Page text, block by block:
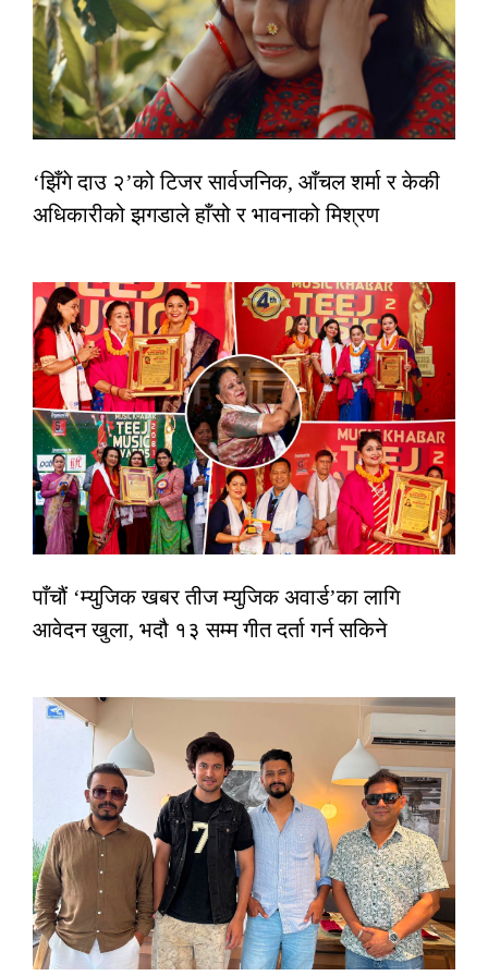
‘झिँगे दाउ २’को टिजर सार्वजनिक, आँचल शर्मा र केकी
अधिकारीको झगडाले हाँसो र भावनाको मिश्रण
पाँचौं ‘म्युजिक खबर तीज म्युजिक अवार्ड’का लागि
आवेदन खुला, भदौ १३ सम्म गीत दर्ता गर्न सकिने